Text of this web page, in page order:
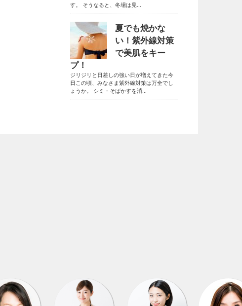
す。 そうなると、冬場は見...
夏でも焼かな
い！紫外線対策
で美肌をキー
プ！
ジリジリと日差しの強い日が増えてきた今
日この頃、みなさま紫外線対策は万全でし
ょうか。 シミ・そばかすを消...